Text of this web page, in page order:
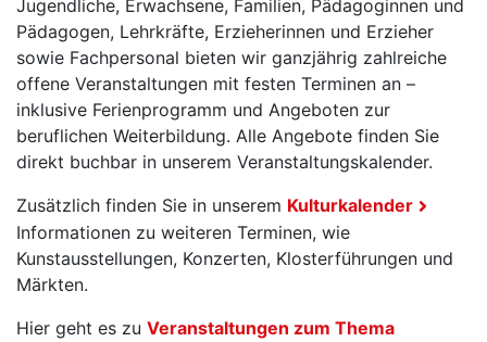
Jugendliche, Erwachsene, Familien, Pädagoginnen und
Pädagogen, Lehrkräfte, Erzieherinnen und Erzieher
sowie Fachpersonal bieten wir ganzjährig zahlreiche
offene Veranstaltungen mit festen Terminen an –
inklusive Ferienprogramm und Angeboten zur
beruflichen Weiterbildung. Alle Angebote finden Sie
direkt buchbar in unserem Veranstaltungskalender.
Zusätzlich finden Sie in unserem Kulturkalender
Informationen zu weiteren Terminen, wie
Kunstausstellungen, Konzerten, Klosterführungen und
Märkten.
Hier geht es zu Veranstaltungen zum Thema